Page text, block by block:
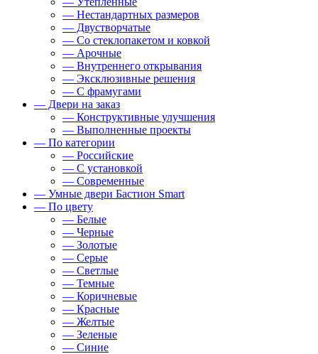
— Нестандартных размеров
— Двустворчатые
— Со стеклопакетом и ковкой
— Арочные
— Внутреннего открывания
— Эксклюзивные решения
— С фрамугами
— Двери на заказ
— Конструктивные улучшения
— Выполненные проекты
— По категории
— Российские
— С установкой
— Современные
— Умные двери Бастион Smart
— По цвету
— Белые
— Черные
— Золотые
— Серые
— Светлые
— Темные
— Коричневые
— Красные
— Желтые
— Зеленые
— Синие